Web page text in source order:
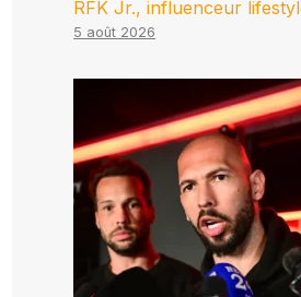
RFK Jr., influenceur
5 août 2026